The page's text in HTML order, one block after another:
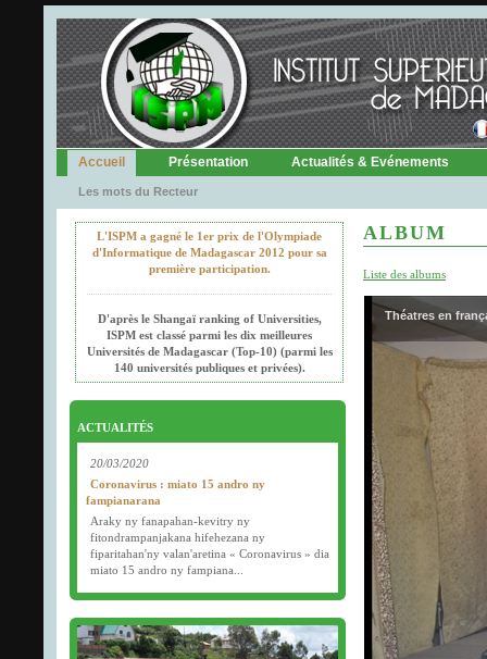
Accueil Présentation Actualités & Evénements
Les mots du Recteur
L'ISPM a gagné le 1er prix de l'Olympiade
d'Informatique de Madagascar 2012 pour sa
première participation.
D'après le Shangaï ranking of Universities,
ISPM est classé parmi les dix meilleures
Universités de Madagascar (Top-10) (parmi les
140 universités publiques et privées).
ACTUALITÉS
20/03/2020
Coronavirus : miato 15 andro ny
fampianarana
Araky ny fanapahan-kevitry ny
fitondrampanjakana hifehezana ny
fiparitahan'ny valan'aretina « Coronavirus » dia
miato 15 andro ny fampiana...
Examens semestriels
Début des examens semestriels (1ère, 2e et 3e
ALBUM
Liste des albums
Théatres en